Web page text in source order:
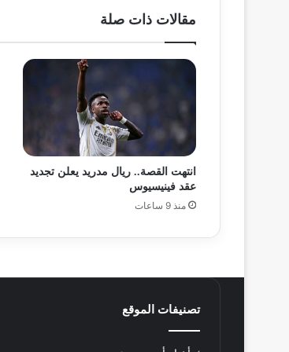
مقالات ذات صلة
انتهت القصة.. ريال مدريد يعلن تجديد
عقد فينيسيوس
منذ 9 ساعات
تصنيفات الموقع